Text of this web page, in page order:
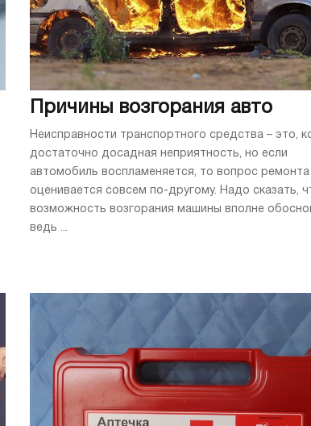
Причины возгорания авто
Неисправности транспортного средства – это,
достаточно досадная неприятность, но если
автомобиль воспламеняется, то вопрос ремонта
оценивается совсем по-другому. Надо сказать,
возможность возгорания машины вполне
ведь ...